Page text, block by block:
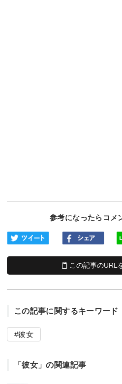
参考になったらコメ
この記事のURL
この記事に関するキーワード
彼女
「彼女」の関連記事